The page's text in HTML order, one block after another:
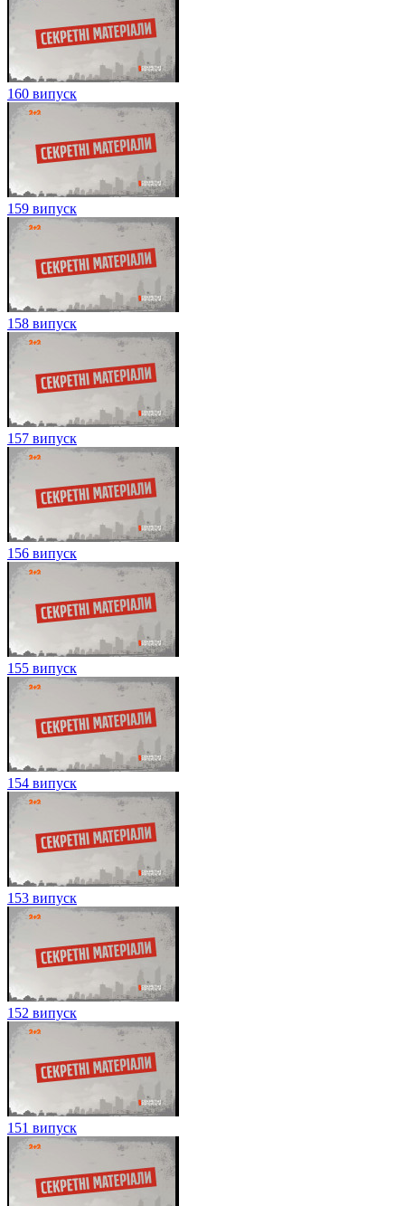
160 випуск
159 випуск
158 випуск
157 випуск
156 випуск
155 випуск
154 випуск
153 випуск
152 випуск
151 випуск